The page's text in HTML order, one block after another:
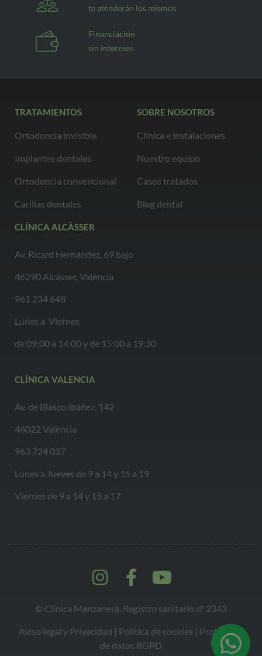
te atenderán los mismos
Financiación
sin intereses
TRATAMIENTOS
Ortodoncia invisible
Implantes dentales
Ortodoncia convencional
Carillas dentales
SOBRE NOSOTROS
Clínica e instalaciones
Nuestro equipo
Casos tratados
Blog dental
CLÍNICA ALCÀSSER
Av. Ricard Hernández, 69 bajo
46290 Alcàsser, València
961 234 648
Lunes a Viernes
de 09:00 a 14:00 y de 15:00 a 19:30
CLÍNICA VALENCIA
Av. de Blasco Ibáñez, 142
46022 València
963 724 037
Lunes a Jueves de 9 a 14 y 15 a 19
Viernes de 9 a 14 y 15 a 17
© Clínica Manzanera. Registro sanitario nº 2343
Aviso legal y Privacidad | Política de cookies | Protección
de datos RGPD